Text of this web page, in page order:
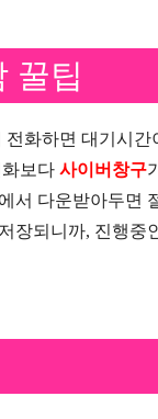
꿀팁
전화하면 대기시간
보다 사이버창구
서 다운받아두면
장되니까, 진행중